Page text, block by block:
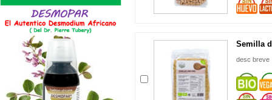
Semilla
desc breve